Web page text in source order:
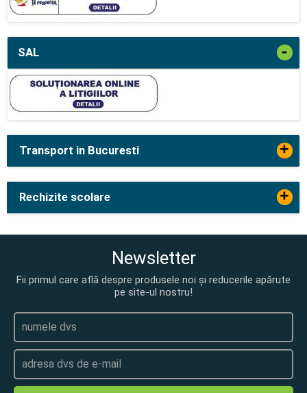
SAL -
Transport in Bucuresti +
Rechizite scolare +
Newsletter
Fii primul care află despre produsele noi și reducerile apărute
pe site-ul nostru!